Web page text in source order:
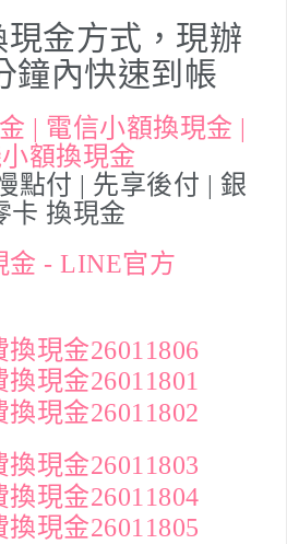
金方式，現辦
鐘內快速到帳
| 電信小額換現金 |
額換現金
點付 | 先享後付 | 銀
卡 換現金